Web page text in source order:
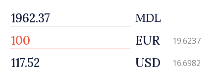
MDL
EUR 19.6237
USD 16.6982